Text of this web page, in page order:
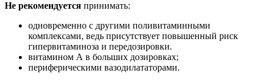
Не рекомендуется принимать:
одновременно с другими поливитаминными
комплексами, ведь присутствует повышенный риск
гипервитаминоза и передозировки.
витамином А в больших дозировках;
периферическими вазодилататорами.